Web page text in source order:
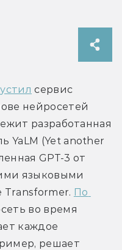
сервис
нейросетей
разработанная
YaLM (Yet another
GPT-3 от
языковыми
Transformer. По
во время
каждое
решает